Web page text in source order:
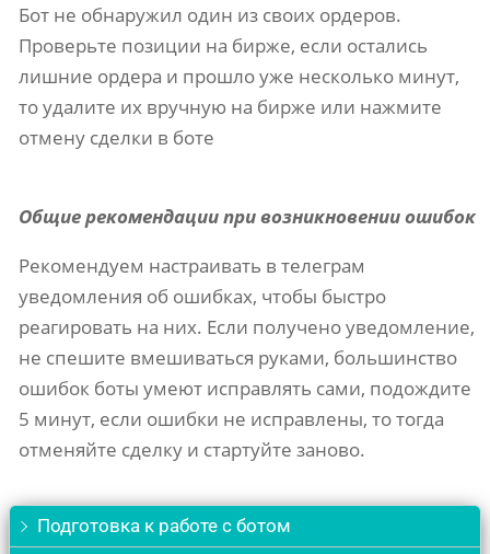
Бот не обнаружил один из своих ордеров.
Проверьте позиции на бирже, если остались
лишние ордера и прошло уже несколько минут,
то удалите их вручную на бирже или нажмите
отмену сделки в боте
Общие рекомендации при возникновении ошибок
Рекомендуем настраивать в телеграм
уведомления об ошибках, чтобы быстро
реагировать на них. Если получено уведомление,
не спешите вмешиваться руками, большинство
ошибок боты умеют исправлять сами, подождите
5 минут, если ошибки не исправлены, то тогда
отменяйте сделку и стартуйте заново.
Подготовка к работе с ботом